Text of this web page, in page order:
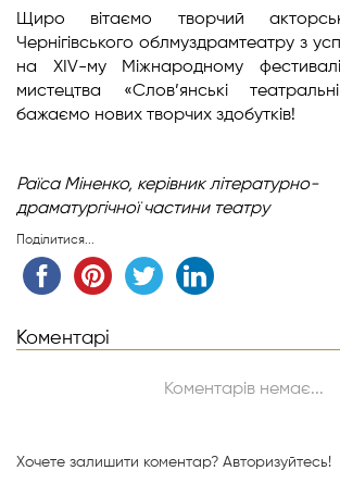
Щиро вітаємо творчий
Чернігівського облмуздрамтеатру з
на XIV-му Міжнародному
мистецтва «Слов’янські
бажаємо нових творчих здобутків!
Раїса Міненко, керівник літературно-
драматургічноїчастини театру
Поділитися...
Коментарі
Коментарів немає...
Хочете залишити коментар? Авторизуйтесь!